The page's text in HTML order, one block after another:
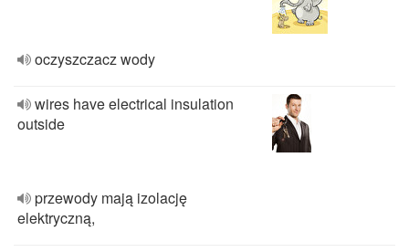
oczyszczacz wody
wires have electrical insulation
outside
przewody mają izolację
elektryczną,